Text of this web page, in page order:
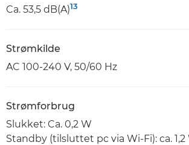
Ca. 53,5 dB(A)13
Strømkilde
AC 100-240 V, 50/60 Hz
Strømforbrug
Slukket: Ca. 0,2 W
Standby (tilsluttet pc via Wi-Fi): ca. 1,2